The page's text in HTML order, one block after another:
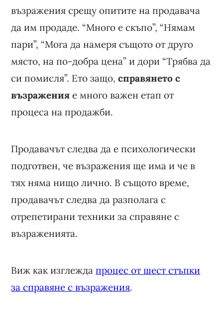
възражения срещу опитите на продавача
да им продаде. “Много е скъпо”, “Нямам
пари”, “Мога да намеря същото от друго
място, на по-добра цена” и дори “Трябва да
си помисля”. Ето защо,справянето с
възражения е много важен етап от
процеса на продажби.
Продавачът следва да е психологически
подготвен, че възражения ще има и че в
тях няма нищо лично. В същото време,
продавачът следва да разполага с
отрепетирани техники за справяне с
възраженията.
Виж как изглежда процес от шест стъпки
за справяне с възражения.